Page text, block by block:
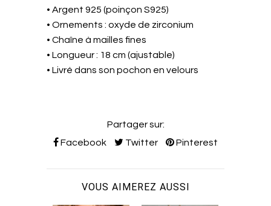
• Argent 925 (poinçon S925)
• Ornements : oxyde de zirconium
• Chaîne à mailles fines
• Longueur : 18 cm (ajustable)
• Livré dans son pochon en velours
Partager sur:
Facebook
Twitter Pinterest
VOUS AIMEREZ AUSSI